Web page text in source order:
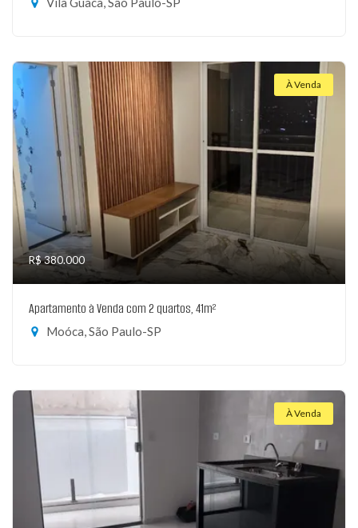
À Venda
R$ 380.000
Apartamento à Venda com 2 quartos, 41m²
Moóca, São Paulo-SP
À Venda